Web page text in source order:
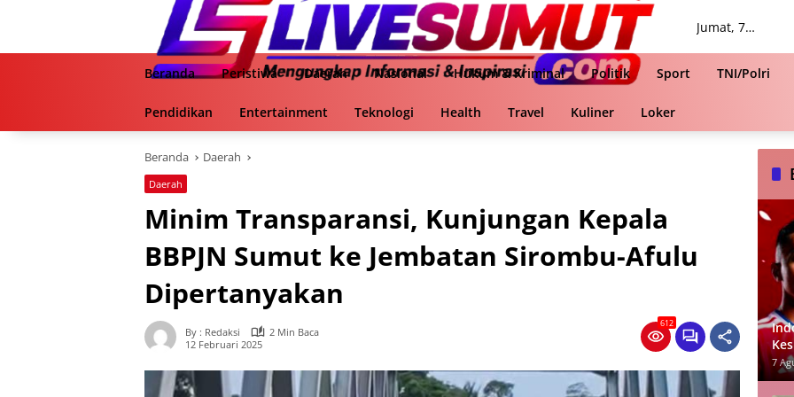
Jumat, 7
Beranda
Peristiwa Daerah Nasional Hukum & Kriminal Politik Sport TNI/Polri
Pendidikan Entertainment Teknologi Health Travel Kuliner Loker
Beranda Daerah
Daerah
Minim Transparansi, Kunjungan Kepala
BBPJN Sumut ke Jembatan Sirombu-Afulu
Dipertanyakan
By : Redaksi
2 Min Baca
12 Februari 2025
612
7